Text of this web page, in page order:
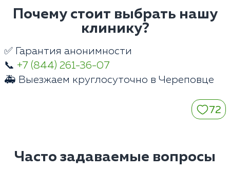
Почему стоит выбрать нашу
клинику?
✅ Гарантия анонимности
📞 +7 (844) 261-36-07
🚑 Выезжаем круглосуточно в Череповце
72
Часто задаваемые вопросы